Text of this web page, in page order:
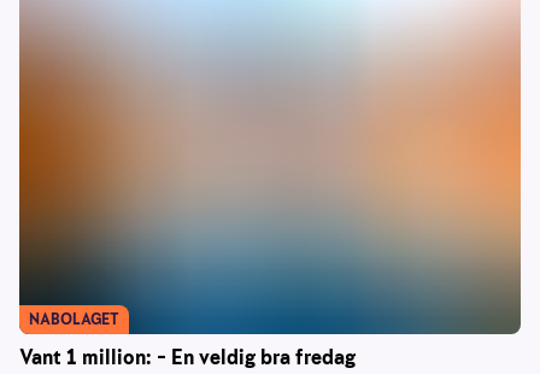
Vant 1 million: – En veldig bra fredag
NABOLAGET